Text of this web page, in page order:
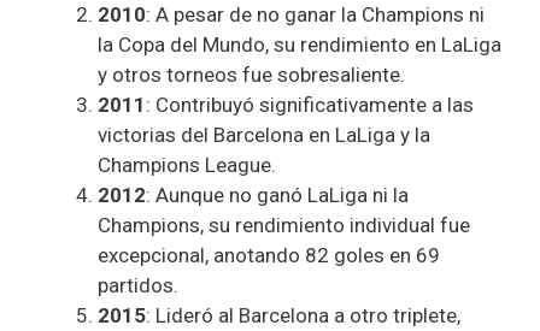
2010: A pesar de no ganar la Champions ni
la Copa del Mundo, su rendimiento en LaLiga
y otros torneos fue sobresaliente.
2011 : Contribuyó significativamente a las
victorias del Barcelona en LaLiga y la
Champions League.
2012: Aunque no ganó LaLiga ni la
Champions, su rendimiento individual fue
excepcional, anotando 82 goles en 69
partidos.
2015: Lideró al Barcelona a otro triplete,